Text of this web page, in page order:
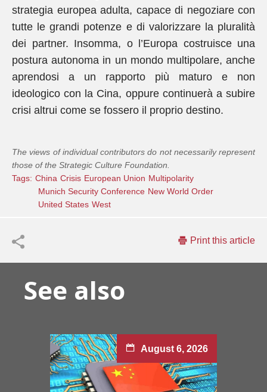
strategia europea adulta, capace di negoziare con
tutte le grandi potenze e di valorizzare la pluralità
dei partner. Insomma, o l’Europa costruisce una
postura autonoma in un mondo multipolare, anche
aprendosi a un rapporto più maturo e non
ideologico con la Cina, oppure continuerà a subire
crisi altrui come se fossero il proprio destino.
The views of individual contributors do not necessarily represent
those of the Strategic Culture Foundation.
Tags: China Crisis European Union Multipolarity
Munich Security Conference New World Order
United States West
Print this article
See also
August 6, 2026